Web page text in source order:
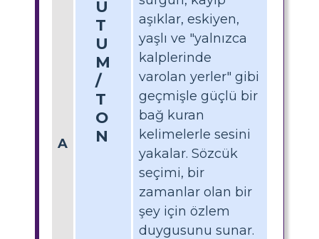
A
U
T
U
M
/
T
O
N
aşıklar, eskiyen,
yaşlı ve "yalnızca
kalplerinde
varolan yerler" gibi
geçmişle güçlü bir
bağ kuran
kelimelerle sesini
yakalar. Sözcük
seçimi, bir
zamanlar olan bir
şey için özlem
duygusunu sunar.